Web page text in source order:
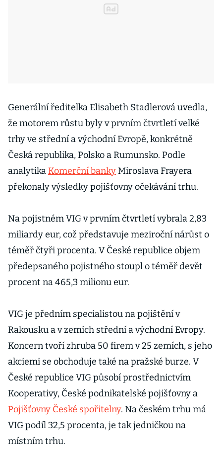
Generální ředitelka Elisabeth Stadlerová uvedla,
že motorem růstu byly v prvním čtvrtletí velké
trhy ve střední a východní Evropě, konkrétně
Česká republika, Polsko a Rumunsko. Podle
analytika Komerční bankyMiroslava Frayera
překonaly výsledky pojišťovny očekávání trhu.
Na pojistném VIG v prvním čtvrtletí vybrala 2,83
miliardy eur, což představuje meziroční nárůst o
téměř čtyři procenta. V České republice objem
předepsaného pojistného stoupl o téměř devět
procent na 465,3 milionu eur.
VIG je předním specialistou na pojištění v
Rakousku a v zemích střední a východní Evropy.
Koncern tvoří zhruba 50 firem v 25 zemích, s jeho
akciemi se obchoduje také na pražské burze. V
České republice VIG působí prostřednictvím
Kooperativy, České podnikatelské pojišťovny a
Pojišťovny České spořitelny. Na českém trhu má
VIG podíl 32,5 procenta, je tak jedničkou na
místním trhu.